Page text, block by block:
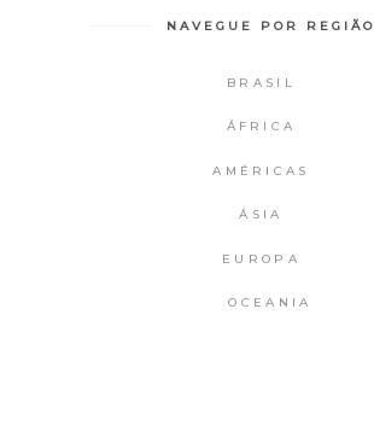
NAVEGUE POR REGIÃO
BRASIL
ÁFRICA
AMÉRICAS
ÁSIA
EUROPA
OCEANIA